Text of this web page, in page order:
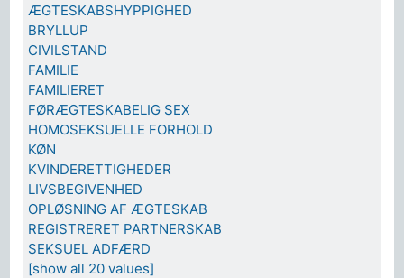
ÆGTESKABSHYPPIGHED
BRYLLUP
CIVILSTAND
FAMILIE
FAMILIERET
FØRÆGTESKABELIG SEX
HOMOSEKSUELLE FORHOLD
KØN
KVINDERETTIGHEDER
LIVSBEGIVENHED
OPLØSNING AF ÆGTESKAB
REGISTRERET PARTNERSKAB
SEKSUEL ADFÆRD
[show all 20 values]